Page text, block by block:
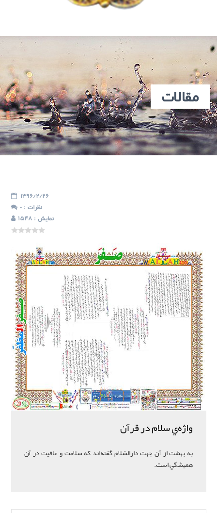
مقالات
1396/2/26
0 : نظرات
1548 : نمایش
واژه‌ي سلام در قرآن
به بهشت از آن جهت دارالسّلام گفته‌اند که سلامت و عافيت در آن
هميشگي است.